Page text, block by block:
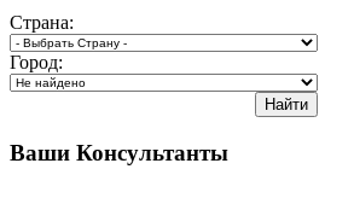
Страна:
Город:
Ваши Консультанты